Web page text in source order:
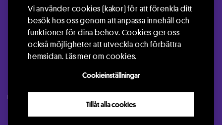
Vi använder cookies (kakor) för att förenkla ditt
besök hos oss genom att anpassa innehåll och
funktioner för dina behov. Cookies ger oss
också möjligheter att utveckla och förbättra
hemsidan.Läs mer om cookies.
Cookieinställningar
Tillåt alla cookies
Samtida cirkus
Teater
Kontakt
GDPR
Info om Cookies